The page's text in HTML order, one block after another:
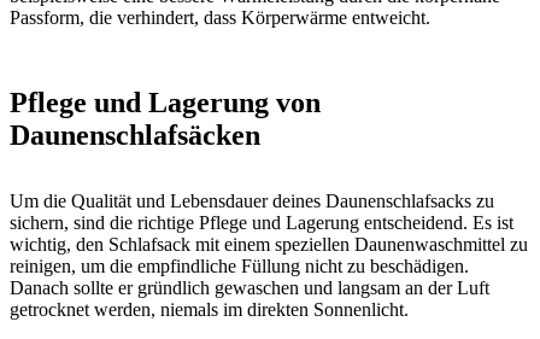
Passform, die verhindert, dass Körperwärme entweicht.
Pflege und Lagerung von
Daunenschlafsäcken
Um die Qualität und Lebensdauer deines Daunenschlafsacks zu
sichern, sind die richtige Pflege und Lagerung entscheidend. Es ist
wichtig, den Schlafsack mit einem speziellen Daunenwaschmittel zu
reinigen, um die empfindliche Füllung nicht zu beschädigen.
Danach sollte er gründlich gewaschen und langsam an der Luft
getrocknet werden, niemals im direkten Sonnenlicht.